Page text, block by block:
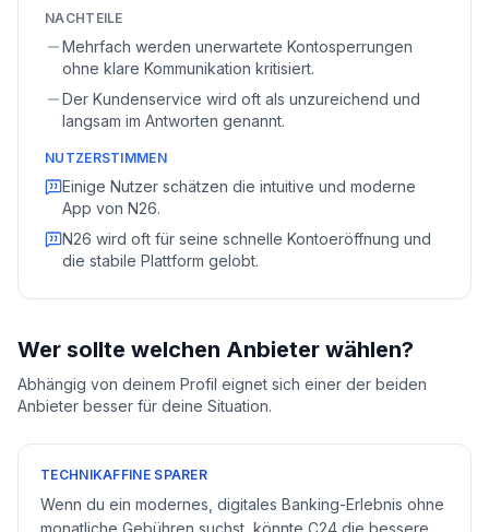
NACHTEILE
Mehrfach werden unerwartete Kontosperrungen
ohne klare Kommunikation kritisiert.
Der Kundenservice wird oft als unzureichend und
langsam im Antworten genannt.
NUTZERSTIMMEN
Einige Nutzer schätzen die intuitive und moderne
App von N26.
N26 wird oft für seine schnelle Kontoeröffnung und
die stabile Plattform gelobt.
Wer sollte welchen Anbieter wählen?
Abhängig von deinem Profil eignet sich einer der beiden
Anbieter besser für deine Situation.
TECHNIKAFFINE SPARER
Wenn du ein modernes, digitales Banking-Erlebnis ohne
monatliche Gebühren suchst, könnte C24 die bessere